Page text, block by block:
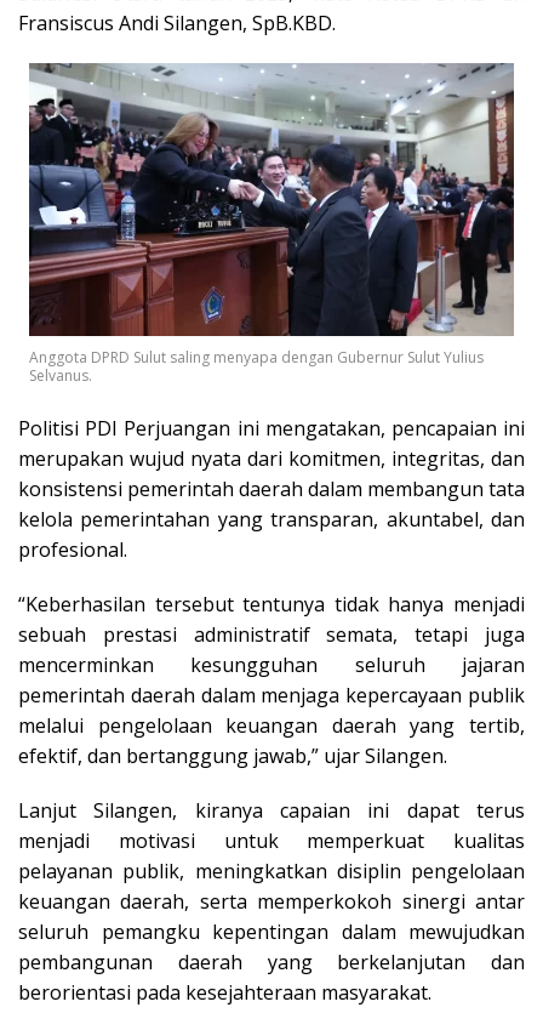
Fransiscus Andi Silangen, SpB.KBD.
Anggota DPRD Sulut saling menyapa dengan Gubernur Sulut Yulius
Selvanus.
Politisi PDI Perjuangan ini mengatakan, pencapaian ini
merupakan wujud nyata dari komitmen, integritas, dan
konsistensi pemerintah daerah dalam membangun tata
kelola pemerintahan yang transparan, akuntabel, dan
profesional.
“Keberhasilan tersebut tentunya tidak hanya menjadi
sebuah prestasi administratif semata, tetapi juga
mencerminkan kesungguhan seluruh jajaran
pemerintah daerah dalam menjaga kepercayaan publik
melalui pengelolaan keuangan daerah yang tertib,
efektif, dan bertanggung jawab,” ujar Silangen.
Lanjut Silangen, kiranya capaian ini dapat terus
menjadi motivasi untuk memperkuat kualitas
pelayanan publik, meningkatkan disiplin pengelolaan
keuangan daerah, serta memperkokoh sinergi antar
seluruh pemangku kepentingan dalam mewujudkan
pembangunan daerah yang berkelanjutan dan
berorientasi pada kesejahteraan masyarakat.